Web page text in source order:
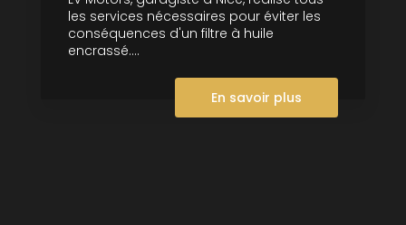
les services nécessaires pour éviter les
conséquences d'un filtre à huile
encrassé....
En savoir plus